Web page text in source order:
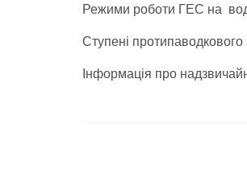
Режими роботи ГЕС на
Ступені протипаводкового
Інформація про